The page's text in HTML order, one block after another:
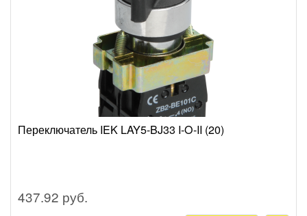
Переключатель IEK LAY5-BJ33 I-O-II (20)
437.92 руб.